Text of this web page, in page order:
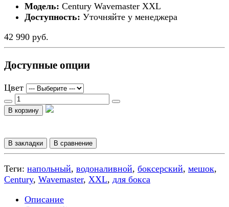
Модель: Century Wavemaster XXL
Доступность: Уточняйте у менеджера
42 990 руб.
Доступные опции
Цвет
В корзину
В закладки В сравнение
Теги: напольный, водоналивной, боксерский, мешок,
Century, Wavemaster, XXL, для бокса
Описание